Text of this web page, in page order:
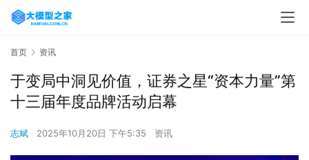
首页 资讯
于变局中洞见价值，证券之星“资本力量”第
十三届年度品牌活动启幕
志斌 2025年10月20日 下午5:35 资讯